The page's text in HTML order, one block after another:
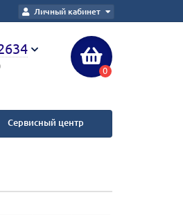
Личный кабинет
0
Сервисный центр